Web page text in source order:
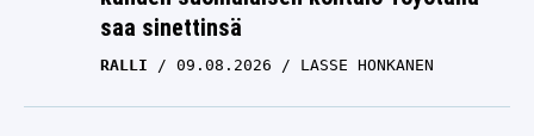
saa sinettinsä
RALLI 09.08.2026 LASSE HONKANEN